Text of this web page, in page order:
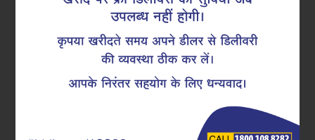
कंक्रीट संरचना को तैयार करने का मतलब तनाव (टेंशन) और दबाव
देने वाली शक्ति (कंप्रेशन), इन दोनों बलों को सक्रिय रूप से सहने
की शक्ति। लेकिन एक और प्रभाव है जिसे हम अक्सर नज़र अंदाज